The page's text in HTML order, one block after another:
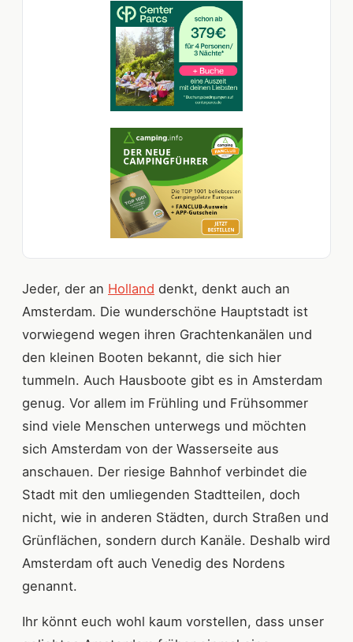
Jeder, der an Holland denkt, denkt auch an
Amsterdam. Die wunderschöne Hauptstadt ist
vorwiegend wegen ihren Grachtenkanälen und
den kleinen Booten bekannt, die sich hier
tummeln. Auch Hausboote gibt es in Amsterdam
genug. Vor allem im Frühling und Frühsommer
sind viele Menschen unterwegs und möchten
sich Amsterdam von der Wasserseite aus
anschauen. Der riesige Bahnhof verbindet die
Stadt mit den umliegenden Stadtteilen, doch
nicht, wie in anderen Städten, durch Straßen und
Grünflächen, sondern durch Kanäle. Deshalb wird
Amsterdam oft auch Venedig des Nordens
genannt.
Ihr könnt euch wohl kaum vorstellen, dass unser